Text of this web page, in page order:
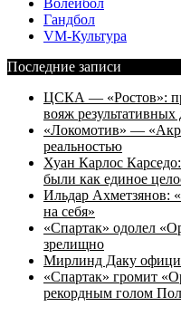
Волейбол
Гандбол
VM-Культура
Последние записи
ЦСКА — «Ростов»:
вояж результативных
«Локомотив» —
реальностью
Хуан Карлос
были как единое
Ильдар Ахметзянов:
на себя»
«Спартак» одолел
зрелищно
Мирлинд Даку
«Спартак» громит
рекордным голом